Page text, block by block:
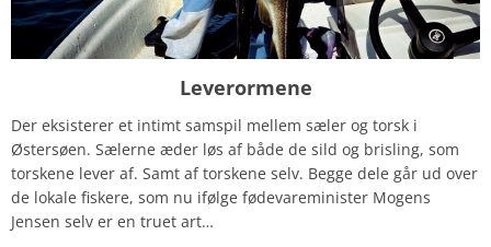
Leverormene
Der eksisterer et intimt samspil mellem sæler og torsk i
Østersøen. Sælerne æder løs af både de sild og brisling, som
torskene lever af. Samt af torskene selv. Begge dele går ud over
de lokale fiskere, som nu ifølge fødevareminister Mogens
Jensen selv er en truet art…